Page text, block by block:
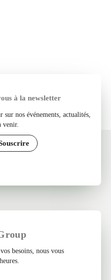
à la newsletter
sur nos événements, actualités,
venir.
besoins, nous vous